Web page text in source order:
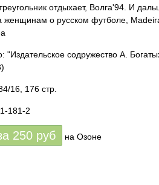
отдыхает, Волга'94. И
о русском футболе,
"Издательское содружество А.
16, 176 стр.
181-2
250 руб на Озоне